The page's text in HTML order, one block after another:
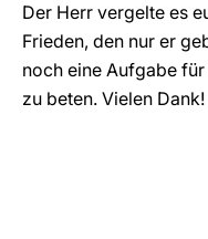
Der Herr vergelte es
Frieden, den nur er
noch eine Aufgabe
zu beten. Vielen Dank!